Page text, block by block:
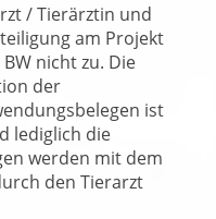
/ Tierärztin und
am Projekt
nicht zu. Die
der
ist
lediglich die
werden mit dem
den Tierarzt